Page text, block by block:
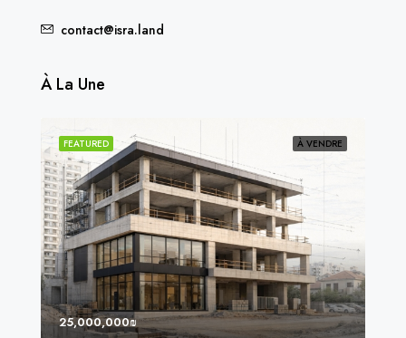
contact@isra.land
À La Une
À VENDRE
FEATURED
25,000,000₪